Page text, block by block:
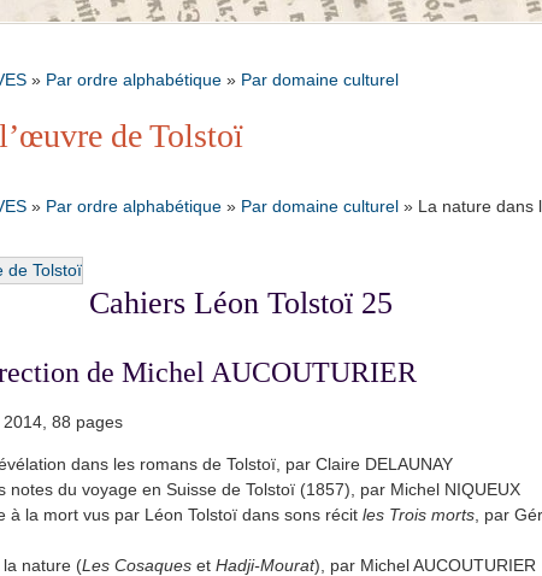
» Par ordre alphabétique » Par domaine culturel
de Tolstoï
» Par ordre alphabétique » Par domaine culturel » La nature dans
Cahiers Léon Tolstoï 25
de Michel AUCOUTURIER
88 pages
dans les romans de Tolstoï, par Claire DELAUNAY
notes du voyage en Suisse de Tolstoï (1857), par Michel NIQUEUX
à la mort vus par Léon Tolstoï dans sons récit les Trois morts , par
la nature (Les Cosaques et Hadji-Mourat), par Michel AUCOUTURIER